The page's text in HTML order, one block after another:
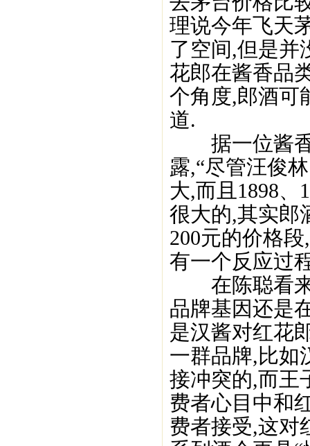
理说今年飞天
了空间,但是并
花郎在酱香品
个角度,郎酒可
道.
据一位酱香
露,“尽管汪俊
大,而且1898
很大的,其实郎
200元的价格
有一个反应过
在陈聪看来,
品牌基因还是
是汉酱对红花
一群品牌,比如
接冲突的,而王
费者心目中和
费者接受,这对